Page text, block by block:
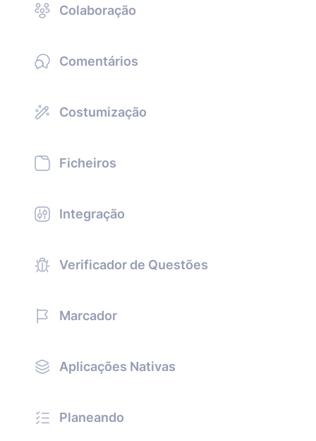
Colaboração
Comentários
Costumização
Ficheiros
Integração
Verificador de Questões
Marcador
Aplicações Nativas
Planeando